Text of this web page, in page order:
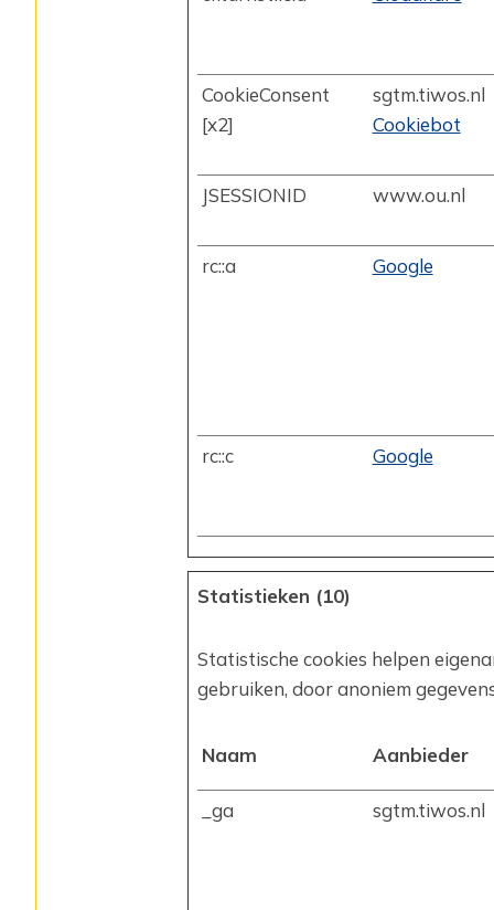
CookieConsent
[x2]
sgtm.tiwos.nl
Cookiebot
JSESSIONID www.ou.nl
rc::a Google
rc::c Google
Statistieken (10)
Statistische cookies helpen
gebruiken, door anoniem
Naam Aanbieder
_ga sgtm.tiwos.nl